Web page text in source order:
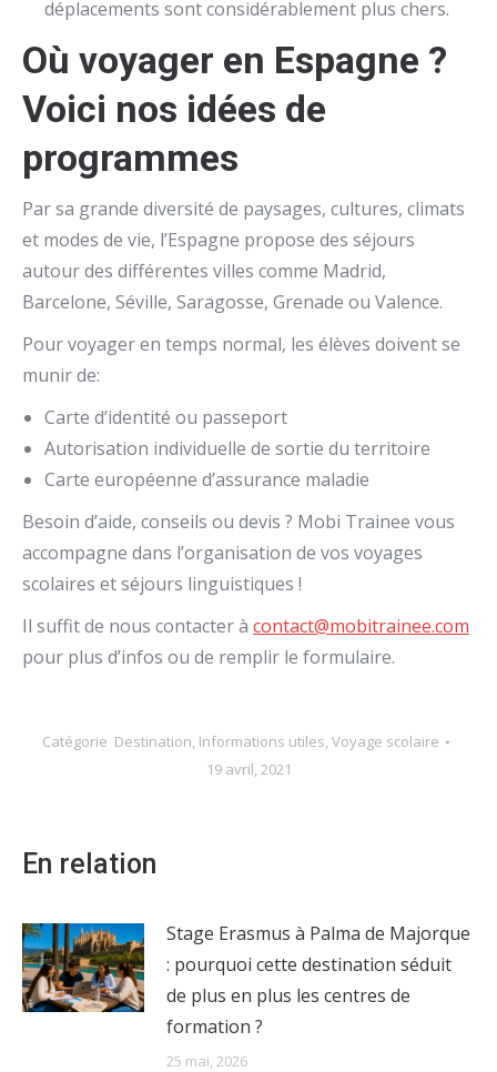
déplacements sont considérablement plus chers.
Où voyager en Espagne ?
Voici nos idées de
programmes
Par sa grande diversité de paysages, cultures, climats
et modes de vie, l’Espagne propose des séjours
autour des différentes villes comme Madrid,
Barcelone, Séville, Saragosse, Grenade ou Valence.
Pour voyager en temps normal, les élèves doivent se
munir de:
Carte d’identité ou passeport
Autorisation individuelle de sortie du territoire
Carte européenne d’assurance maladie
Besoin d’aide, conseils ou devis ? Mobi Trainee vous
accompagne dans l’organisation de vos voyages
scolaires et séjours linguistiques !
Il suffit de nous contacter à contact@mobitrainee.com
pour plus d’infos ou de remplir le formulaire.
Catégorie Destination, Informations utiles, Voyage scolaire
19 avril, 2021
En relation
Stage Erasmus à Palma de Majorque
: pourquoi cette destination séduit
de plus en plus les centres de
formation ?
25 mai, 2026